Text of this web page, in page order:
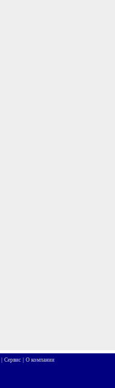
| Сервис | О компании